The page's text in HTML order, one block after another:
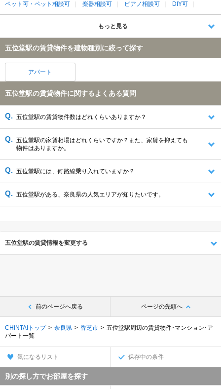
ペット可・ペット相談可
楽器相談可 ピアノ相談可 DIY可
もっと見る
五位堂駅の賃貸物件を建物種別に絞って探す
アパート
五位堂駅の賃貸物件に関するよくある質問
五位堂駅の賃貸物件数はどれくらいありますか？
五位堂駅の家賃相場はどれくらいですか？また、家賃を抑えても
物件はありますか。
五位堂駅には、何路線乗り入れていますか？
五位堂駅がある、奈良県の人気エリアが知りたいです。
五位堂駅の賃貸情報を変更する
前のページへ戻る ページの先頭へ
CHINTAIトップ 奈良県 香芝市
五位堂駅周辺の賃貸物件･マンション･ア
パート一覧
気になるリスト 保存中の条件
別の探し方でお部屋を探す